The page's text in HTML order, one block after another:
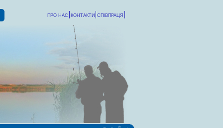
СПІВПРАЦЯ
КОНТАКТИ
ПРО НАС